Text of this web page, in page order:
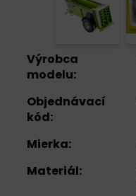
Výrobca
modelu:
Objednávací
kód:
Mierka:
Materiál: